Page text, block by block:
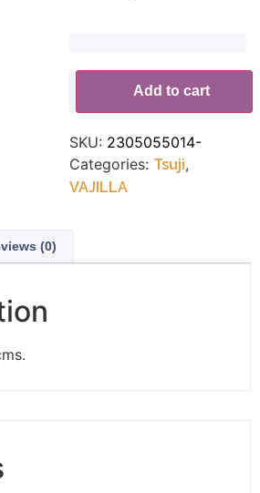
Add to cart
SKU: 2305055014-
Categories: Tsuji,
VAJILLA
(0)